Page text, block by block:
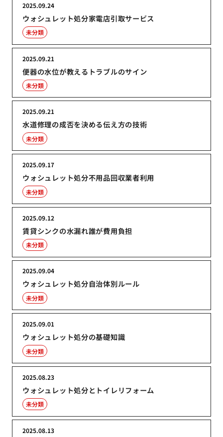
ウォシュレット処分家電店引取サービス
2025.09.24
未分類
便器の水位が教えるトラブルのサイン
2025.09.21
未分類
水道修理の成否を決める伝え方の技術
2025.09.21
未分類
ウォシュレット処分不用品回収業者利用
2025.09.17
未分類
賃貸シンクの水漏れ誰が費用負担
2025.09.12
未分類
ウォシュレット処分自治体別ルール
2025.09.04
未分類
ウォシュレット処分の基礎知識
2025.09.01
未分類
ウォシュレット処分とトイレリフォーム
2025.08.23
未分類
2025.08.13